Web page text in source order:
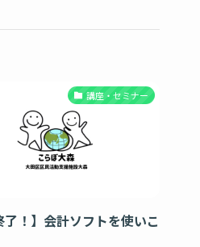
講座・セミナー
了！】会計ソフトを使いこ